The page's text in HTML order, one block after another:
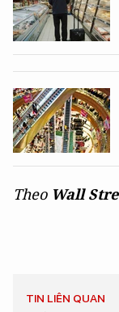
Theo Wall
TIN LIÊN QUAN